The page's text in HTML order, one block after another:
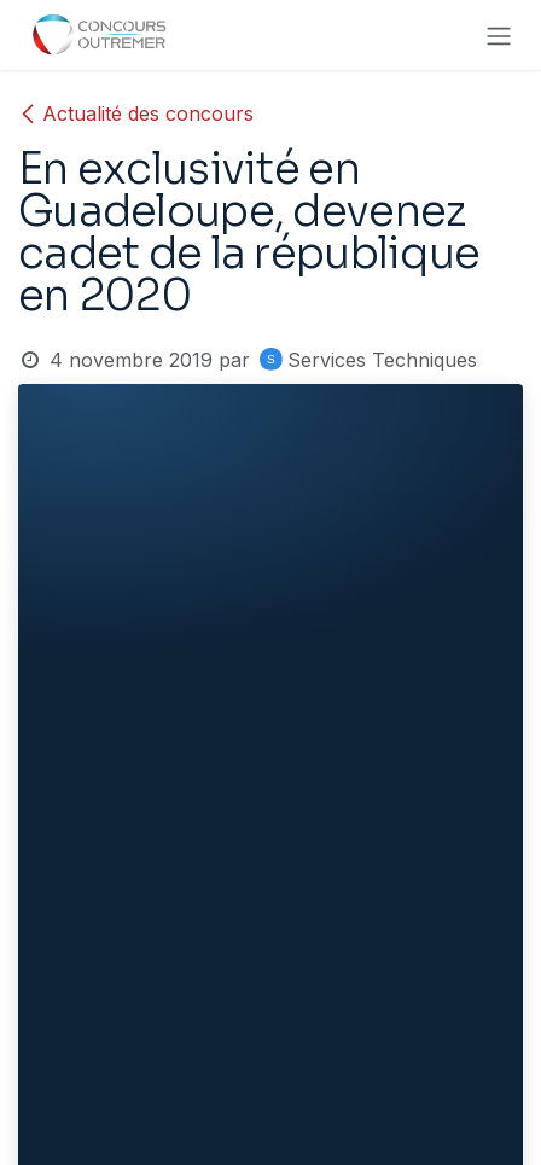
Se rendre au contenu
Actualité des concours
En exclusivité en
Guadeloupe, devenez
cadet de la république
en 2020
4 novembre 2019 par Services Techniques